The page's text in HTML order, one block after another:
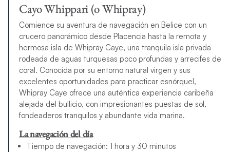
Cayo Whippari (o Whipray)
Comience su aventura de navegación en Belice con un
crucero panorámico desde Placencia hasta la remota y
hermosa isla de Whipray Caye, una tranquila isla privada
rodeada de aguas turquesas poco profundas y arrecifes de
coral. Conocida por su entorno natural virgen y sus
excelentes oportunidades para practicar esnórquel,
Whipray Caye ofrece una auténtica experiencia caribeña
alejada del bullicio, con impresionantes puestas de sol,
fondeaderos tranquilos y abundante vida marina.
La navegación del día
Tiempo de navegación: 1 hora y 30 minutos